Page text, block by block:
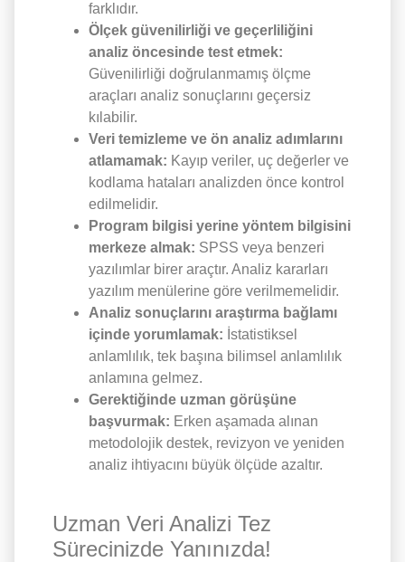
farklıdır.
Ölçek güvenilirliği ve geçerliliğini
analiz öncesinde test etmek:
Güvenilirliği doğrulanmamış ölçme
araçları analiz sonuçlarını geçersiz
kılabilir.
Veri temizleme ve ön analiz adımlarını
atlamamak: Kayıp veriler, uç değerler ve
kodlama hataları analizden önce kontrol
edilmelidir.
Program bilgisi yerine yöntem bilgisini
merkeze almak: SPSS veya benzeri
yazılımlar birer araçtır. Analiz kararları
yazılım menülerine göre verilmemelidir.
Analiz sonuçlarını araştırma bağlamı
içinde yorumlamak: İstatistiksel
anlamlılık, tek başına bilimsel anlamlılık
anlamına gelmez.
Gerektiğinde uzman görüşüne
başvurmak: Erken aşamada alınan
metodolojik destek, revizyon ve yeniden
analiz ihtiyacını büyük ölçüde azaltır.
Uzman Veri Analizi Tez
Sürecinizde Yanınızda!